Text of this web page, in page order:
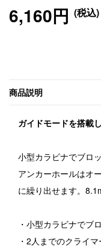
6,160円 (税込)
商品説明
ガイドモードを搭載
小型カラビナでブロ
アンカーホールはオ
に繰り出せます。
・小型カラビナでブ
・2人までのクライ